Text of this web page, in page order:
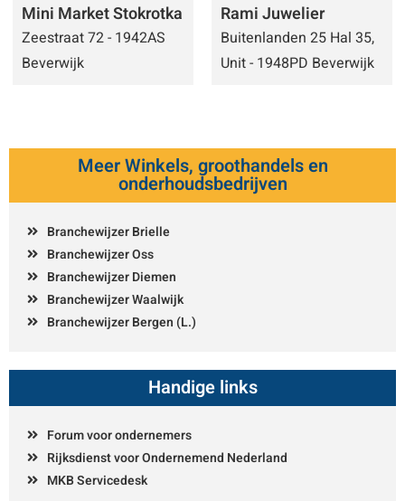
Mini Market Stokrotka
Zeestraat 72 - 1942AS
Beverwijk
Rami Juwelier
Buitenlanden 25 Hal 35,
Unit - 1948PD Beverwijk
Meer Winkels, groothandels en
onderhoudsbedrijven
Branchewijzer Brielle
Branchewijzer Oss
Branchewijzer Diemen
Branchewijzer Waalwijk
Branchewijzer Bergen (L.)
Handige links
Forum voor ondernemers
Rijksdienst voor Ondernemend Nederland
MKB Servicedesk